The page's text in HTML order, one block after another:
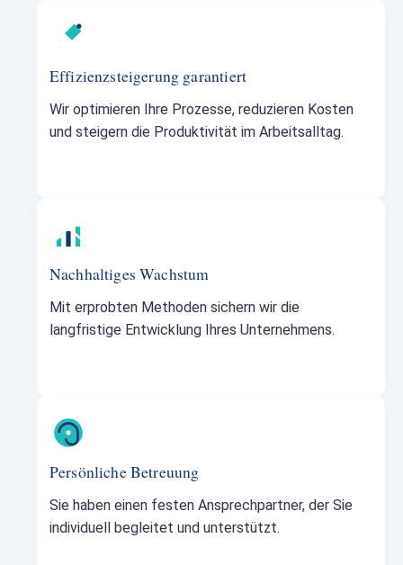
Effizienzsteigerung garantiert
Wir optimieren Ihre Prozesse, reduzieren Kosten
und steigern die Produktivität im Arbeitsalltag.
Nachhaltiges Wachstum
Mit erprobten Methoden sichern wir die
langfristige Entwicklung Ihres Unternehmens.
Persönliche Betreuung
Sie haben einen festen Ansprechpartner, der Sie
individuell begleitet und unterstützt.